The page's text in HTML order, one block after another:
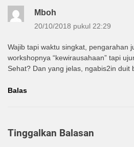
Mboh
20/10/2018 pukul 22:29
Wajib tapi waktu singkat, pengarahan
workshopnya “kewirausahaan” tapi
Sehat? Dan yang jelas, ngabis2in duit
Balas
Tinggalkan Balasan